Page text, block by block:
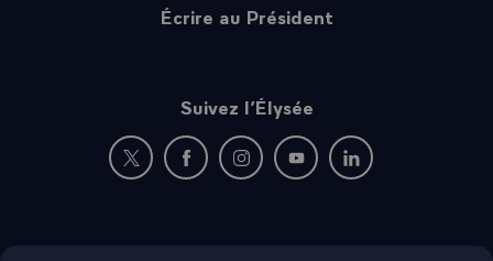
Écrire au Président
Suivez l’Élysée
Nouvelle fenêtre : rejoignez-nous sur Twitter
Nouvelle fenêtre : rejoignez-nous sur
Nouvelle fenêtre : rejoignez-nous
Nouvelle fenêtre :
Nouvelle fenêtre :